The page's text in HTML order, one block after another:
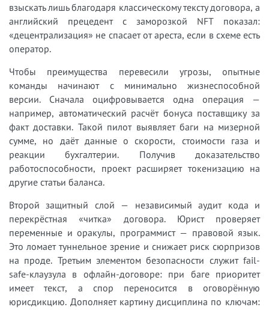
взыскать лишь благодаря классическому тексту договора, а
английский прецедент с заморозкой NFT показал:
«децентрализация» не спасает от ареста, если в схеме есть
оператор.
Чтобы преимущества перевесили угрозы, опытные
команды начинают с минимально жизнеспособной
версии. Сначала оцифровывается одна операция —
например, автоматический расчёт бонуса поставщику за
факт доставки. Такой пилот выявляет баги на мизерной
сумме, но даёт данные о скорости, стоимости газа и
реакции бухгалтерии. Получив доказательство
работоспособности, проект расширяет токенизацию на
другие статьи баланса.
Второй защитный слой — независимый аудит кода и
перекрёстная «читка» договора. Юрист проверяет
переменные и оракулы, программист — правовой язык.
Это ломает туннельное зрение и снижает риск сюрпризов
на проде. Третьим элементом безопасности служит fail-
safe-клаузула в офлайн-договоре: при баге приоритет
имеет текст, а спор переносится в оговорённую
юрисдикцию. Дополняет картину дисциплина по ключам: